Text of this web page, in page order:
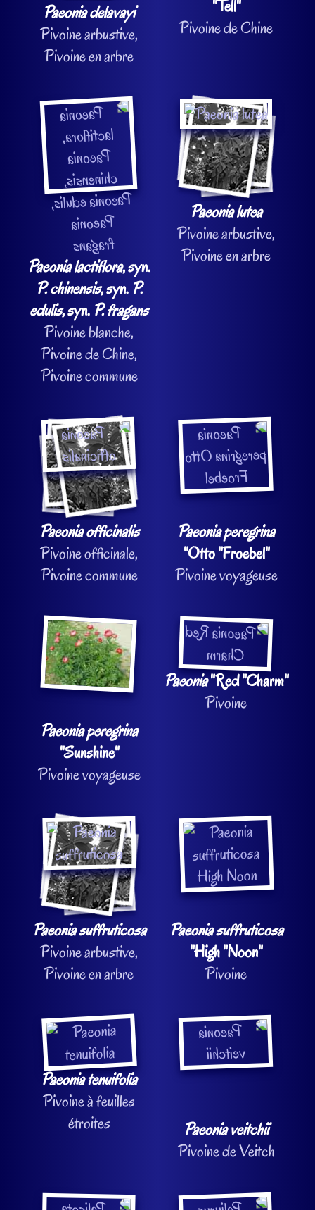
Paeonia delavayi
Pivoine arbustive,
Pivoine en arbre
"Tell"
Pivoine de Chine
Paeonia lactiflora, syn.
P. chinensis, syn. P.
edulis, syn. P. fragans
Pivoine blanche,
Pivoine de Chine,
Pivoine commune
Paeonia lutea
Pivoine arbustive,
Pivoine en arbre
Paeonia officinalis
Pivoine officinale,
Pivoine commune
Paeonia peregrina
"Otto "Froebel"
Pivoine voyageuse
Paeonia peregrina
"Sunshine"
Pivoine voyageuse
Paeonia"Red "Charm"
Pivoine
Paeonia suffruticosa
Pivoine arbustive,
Pivoine en arbre
Paeonia suffruticosa
"High "Noon"
Pivoine
Paeonia tenuifolia
Pivoine à feuilles
étroites
Paeonia veitchii
Pivoine de Veitch